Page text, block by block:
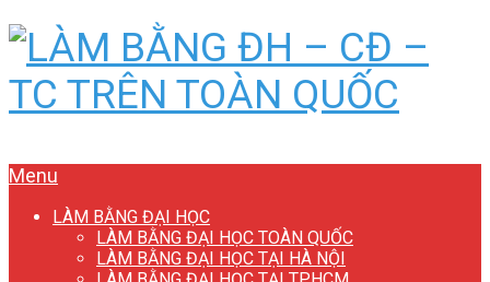
Menu
LÀM BẰNG ĐẠI HỌC
LÀM BẰNG ĐẠI HỌC TOÀN QUỐC
LÀM BẰNG ĐẠI HỌC TẠI HÀ NỘI